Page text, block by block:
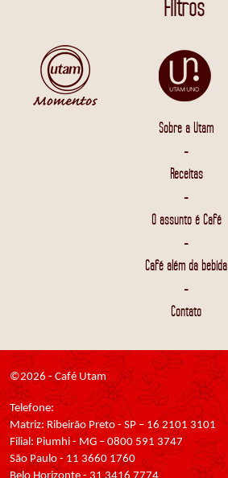
Filtros
Sobre a Utam
-
Receitas
-
O assunto é Café
-
Café além da bebida
-
Contato
©2026 - Café Utam
Telefone:
Matriz: Ribeirão Preto - SP – 16 2101 3101
Filial: Piumhi - MG – 0800 591 3747
São Paulo - 11 3660 1760